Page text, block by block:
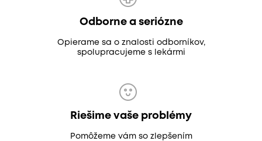
Odborne a seriózne
Opierame sa o znalosti odborníkov,
spolupracujeme s lekármi
Riešime vaše problémy
Pomôžeme vám so zlepšením